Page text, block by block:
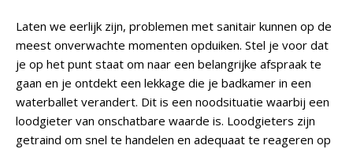
Laten we eerlijk zijn, problemen met sanitair kunnen op de
meest onverwachte momenten opduiken. Stel je voor dat
je op het punt staat om naar een belangrijke afspraak te
gaan en je ontdekt een lekkage die je badkamer in een
waterballet verandert. Dit is een noodsituatie waarbij een
loodgieter van onschatbare waarde is. Loodgieters zijn
getraind om snel te handelen en adequaat te reageren op